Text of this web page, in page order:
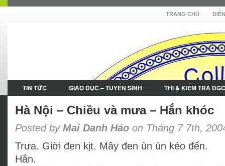
TRANG CHỦ
TIN TỨC GIÁO DỤC – TUYỂN SINH THI & KIỂM TRA
Hà Nội – Chiều và mưa – Hắn khóc
Posted by Mai Danh Hảo on Tháng 7 7th,
Trưa. Giời đen kịt. Mây đen ùn ùn kéo đến.
Hắn.